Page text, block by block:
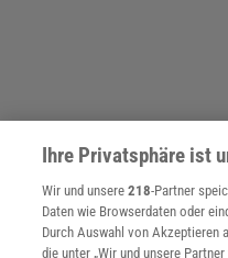
Ihre Privatsphäre ist
Wir und unsere218-Partner
Daten wie Browserdaten oder
Durch Auswahl von Akzeptieren
die unter „Wir und unsere